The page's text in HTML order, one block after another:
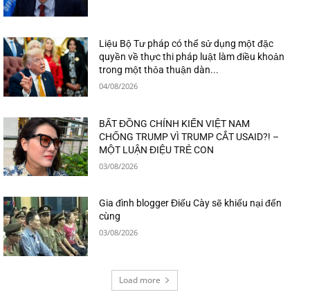
Liệu Bộ Tư pháp có thể sử dụng một đặc
quyền về thực thi pháp luật làm điều khoản
trong một thỏa thuận dàn...
04/08/2026
BẤT ĐỒNG CHÍNH KIẾN VIỆT NAM
CHỐNG TRUMP VÌ TRUMP CẮT USAID?! –
MỘT LUẬN ĐIỆU TRẺ CON
03/08/2026
Gia đình blogger Điếu Cày sẽ khiếu nại đến
cùng
03/08/2026
Load more